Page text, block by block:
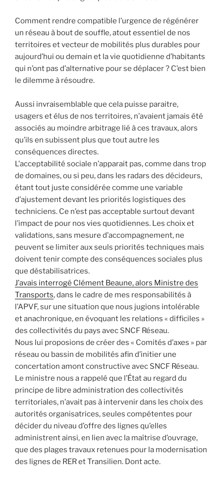
Comment rendre compatible l’urgence de régénérer
un réseau à bout de souffle, atout essentiel de nos
territoires et vecteur de mobilités plus durables pour
aujourd’hui ou demain et la vie quotidienne d’habitants
qui n’ont pas d’alternative pour se déplacer ? C’est bien
le dilemme à résoudre.
Aussi invraisemblable que cela puisse paraitre,
usagers et élus de nos territoires, n’avaient jamais été
associés au moindre arbitrage lié à ces travaux, alors
qu’ils en subissent plus que tout autre les
conséquences directes.
L’acceptabilité sociale n’apparait pas, comme dans trop
de domaines, ou si peu, dans les radars des décideurs,
étant tout juste considérée comme une variable
d’ajustement devant les priorités logistiques des
techniciens. Ce n’est pas acceptable surtout devant
l’impact de pour nos vies quotidiennes. Les choix et
validations, sans mesure d’accompagnement, ne
peuvent se limiter aux seuls priorités techniques mais
doivent tenir compte des conséquences sociales plus
que déstabilisatrices.
J’avais interrogé Clément Beaune, alors Ministre des
Transports, dans le cadre de mes responsabilités à
l’APVF, sur une situation que nous jugions intolérable
et anachronique, en évoquant les relations « difficiles »
des collectivités du pays avec SNCF Réseau.
Nous lui proposions de créer des « Comités d’axes » par
réseau ou bassin de mobilités afin d’initier une
concertation amont constructive avec SNCF Réseau.
Le ministre nous a rappelé que l’État au regard du
principe de libre administration des collectivités
territoriales, n’avait pas à intervenir dans les choix des
autorités organisatrices, seules compétentes pour
décider du niveau d’offre des lignes qu’elles
administrent ainsi, en lien avec la maîtrise d’ouvrage,
que des plages travaux retenues pour la modernisation
des lignes de RER et Transilien. Dont acte.